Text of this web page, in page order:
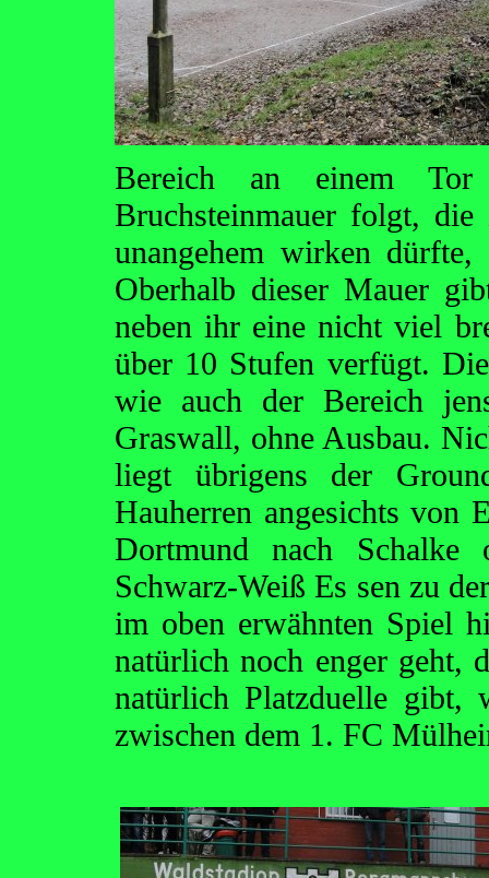
Bereich an einem
Bruchsteinmauer folgt, die
unangehem wirken
Oberhalb dieser Mauer
neben ihr eine nicht viel
über 10 Stufen verfügt.
wie auch der Bereich
Graswall, ohne Ausbau.
liegt übrigens der
Hauherren angesichts von
Dortmund nach
Schwarz-Weiß Es sen zu
im oben erwähnten Spiel
natürlich noch enger geht,
natürlich Platzduelle
zwischen dem 1. FC